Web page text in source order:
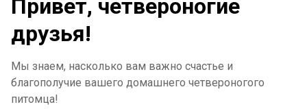
Привет, четвероногие
друзья!
Мы знаем, насколько вам важно счастье и
благополучие вашего домашнего четвероногого
питомца!